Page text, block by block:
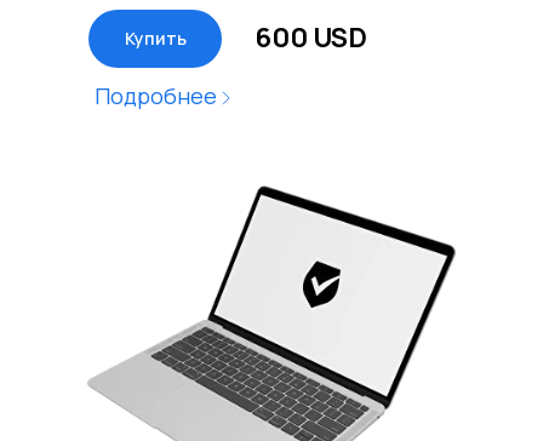
Купить 600 USD
Подробнее